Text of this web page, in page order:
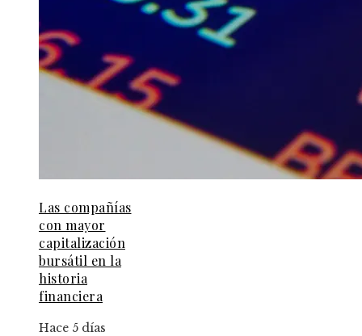
Las compañías
con mayor
capitalización
bursátil en la
historia
financiera
Hace 5 días